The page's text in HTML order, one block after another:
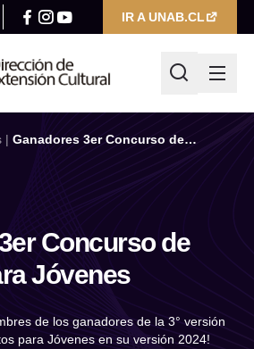
IR A UNAB.CL
| Ganadores 3er Concurso de
Concurso de
Jóvenes
de los ganadores de la 3° versión
para Jóvenes en su versión 2024!